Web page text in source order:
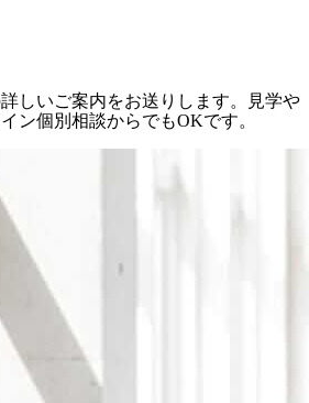
しいご案内をお送りします。見学や
ン個別相談からでもOKです。